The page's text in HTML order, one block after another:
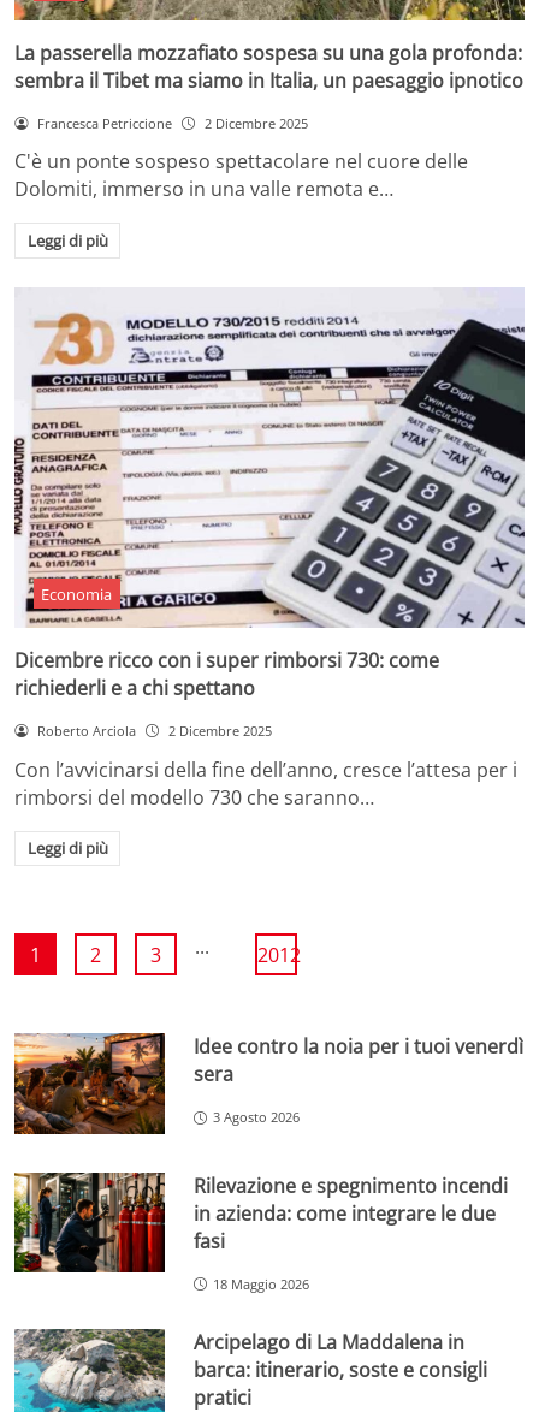
La passerella mozzafiato sospesa su una gola profonda:
sembra il Tibet ma siamo in Italia, un paesaggio ipnotico
Francesca Petriccione 2 Dicembre 2025
C'è un ponte sospeso spettacolare nel cuore delle
Dolomiti, immerso in una valle remota e…
Leggi di più
Economia
Dicembre ricco con i super rimborsi 730: come
richiederli e a chi spettano
Roberto Arciola 2 Dicembre 2025
Con l’avvicinarsi della fine dell’anno, cresce l’attesa per i
rimborsi del modello 730 che saranno…
Leggi di più
1 2 3 ... 2012
Idee contro la noia per i tuoi venerdì
sera
3 Agosto 2026
Rilevazione e spegnimento incendi
in azienda: come integrare le due
fasi
18 Maggio 2026
Arcipelago di La Maddalena in
barca: itinerario, soste e consigli
pratici